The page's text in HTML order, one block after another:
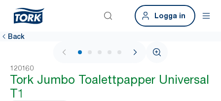
Logga in
Back
1 / 5
120160
Tork Jumbo Toalettpapper Universal
T1